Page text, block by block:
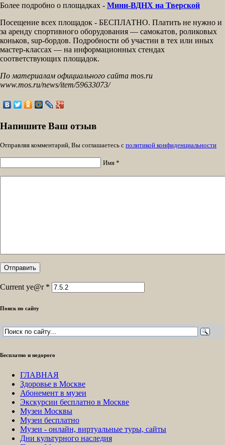
Более подробно о площадках - Мини-ВДНХ на Тверской
Посещение всех площадок - БЕСПЛАТНО. Платить не нужно и
за аренду спортивного оборудования — самокатов, роликовых
коньков, sup-бордов. Подробности об участии в тех или иных
мастер-классах — на информационных стендах
соответствующих площадок.
По материалам официального сайта mos.ru
www.mos.ru/news/item/59633073/
Напишите Ваш отзыв
Отправляя комментарий, Вы соглашаетесь с политикой конфиденциальности
Имя *
Current ye@r *
Поиск по сайту
Бесплатно и недорого
ГЛАВНАЯ
Здоровье в Москве
Абонемент в музеи
Экскурсии бесплатно в Москве
Музеи Москвы
Музеи бесплатно
Музеи - онлайн, виртуальные туры, сайты
Дни культурного наследия